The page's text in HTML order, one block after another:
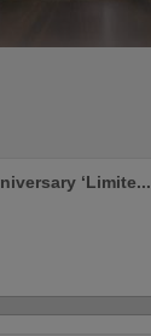
‘Limite...